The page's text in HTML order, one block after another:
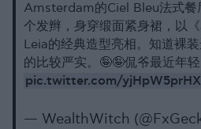
Amsterdam的Ciel Bleu法式餐
个发辫，身穿缎面紧身裙，以
Leia的经典造型亮相。知道裸
的比较严实。🤪🤪侃爷最近年轻
pic.twitter.com/yjHpW5prHX
— WealthWitch